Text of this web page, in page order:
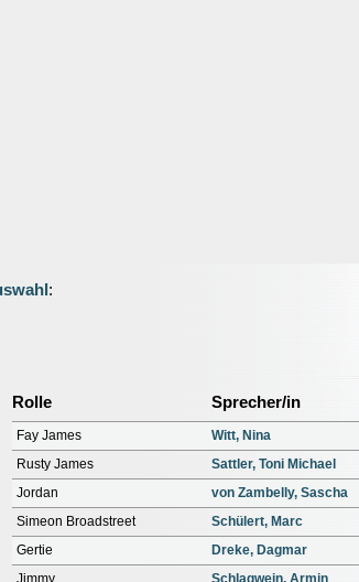
:
Rolle Sprecher/in
Fay James
Witt, Nina
Rusty James
Sattler, Toni Michael
Jordan
von Zambelly, Sascha
Simeon Broadstreet
Schülert, Marc
Gertie
Dreke, Dagmar
Jimmy
Schlagwein, Armin